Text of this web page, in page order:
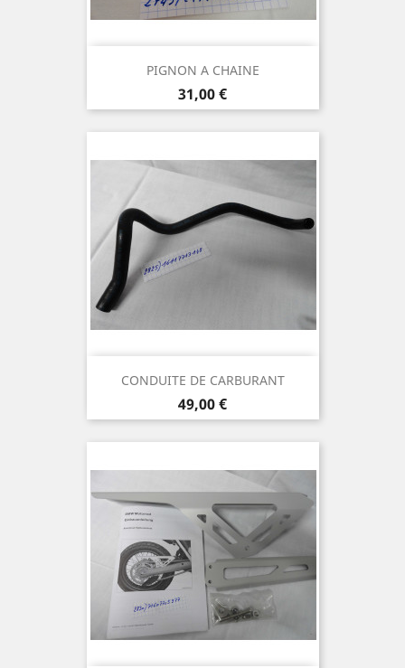
PIGNON A CHAINE
Prix
31,00 €
CONDUITE DE CARBURANT
Prix
49,00 €